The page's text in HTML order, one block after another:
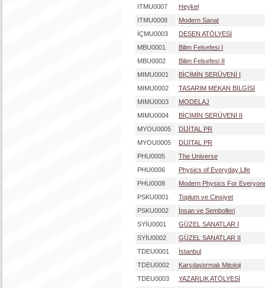
ITMU0007
Heykel
ITMU0008
Modern Sanat
İÇMU0003
DESEN ATÖLYESİ
MBU0001
Bilim Felsefesi I
MBU0002
Bilim Felsefesi II
MIMU0001
BİÇİMİN SERÜVENİ I
MIMU0002
TASARIM MEKAN BİLGİSİ
MIMU0003
MODELAJ
MIMU0004
BİÇİMİN SERÜVENİ II
MYOU0005
DİJİTAL PR
MYOU0005
DİJİTAL PR
PHU0005
The Universe
PHU0006
Physics of Everyday Life
PHU0008
Modern Physics For
PSKU0001
Toplum ve Cinsiyet
PSKU0002
İnsan ve Sembolleri
SYİU0001
GÜZEL SANATLAR I
SYİU0002
GÜZEL SANATLAR II
TDEU0001
İstanbul
TDEU0002
Karşılaştırmalı Mitoloji
TDEU0003
YAZARLIK ATÖLYESİ